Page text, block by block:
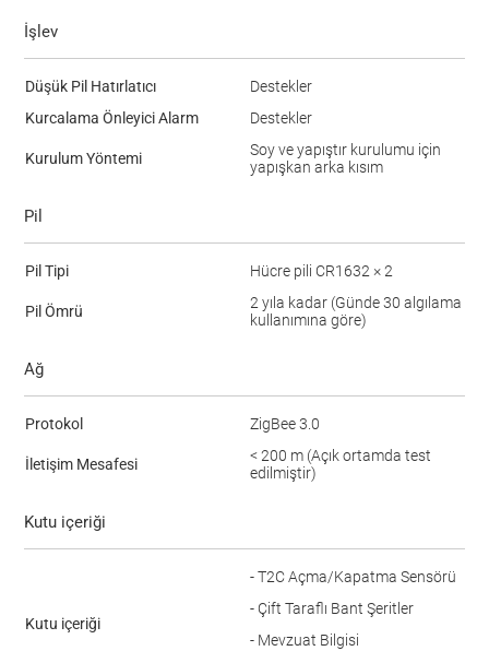
İşlev
Düşük Pil Hatırlatıcı
Destekler
Kurcalama Önleyici Alarm
Destekler
Kurulum Yöntemi
Soy ve yapıştır kurulumu için
yapışkan arka kısım
Pil
Pil Tipi Hücre pili CR1632 × 2
Pil Ömrü
2 yıla kadar (Günde 30 algılama
kullanımına göre)
Ağ
Protokol ZigBee 3.0
İletişim Mesafesi
< 200 m (Açık ortamda test
edilmiştir)
Kutu içeriği
Kutu içeriği
- T2C Açma/Kapatma Sensörü
- Çift Taraflı Bant Şeritler
- Mevzuat Bilgisi